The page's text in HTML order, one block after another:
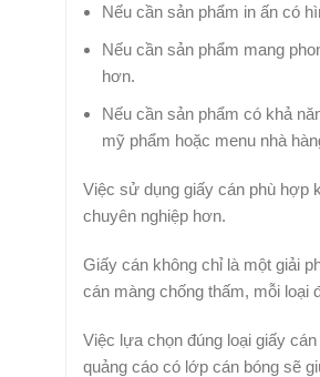
Nếu cần sản phẩm in ấn có
Nếu cần sản phẩm mang
hơn.
Nếu cần sản phẩm có khả
mỹ phẩm hoặc menu nhà
Việc sử dụng giấy cán phù hợp
chuyên nghiệp hơn.
Giấy cán không chỉ là một giải
cán màng chống thấm, mỗi
Việc lựa chọn đúng loại giấy
quảng cáo có lớp cán bóng sẽ